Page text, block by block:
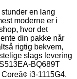
en lang
moderne er i
hvor det
din pakke når
rigtig bekvem,
slags levering
BQ689T
i3-1115G4.